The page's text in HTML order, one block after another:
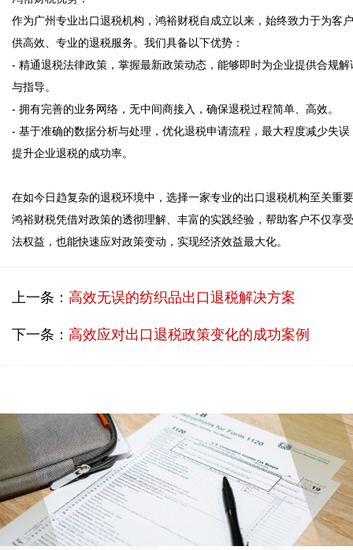
作为广州专业出口退税机构，鸿裕财税自成立以来，始终致力于为客
供高效、专业的退税服务。我们具备以下优势：
- 精通退税法律政策，掌握最新政策动态，能够即时为企业提供合规解
与指导。
- 拥有完善的业务网络，无中间商接入，确保退税过程简单、高效。
- 基于准确的数据分析与处理，优化退税申请流程，最大程度减少失误
提升企业退税的成功率。
在如今日趋复杂的退税环境中，选择一家专业的出口退税机构至关重
鸿裕财税凭借对政策的透彻理解、丰富的实践经验，帮助客户不仅享
上一条： 高效无误的纺织品出口退税解决方案
下一条： 高效应对出口退税政策变化的成功案例